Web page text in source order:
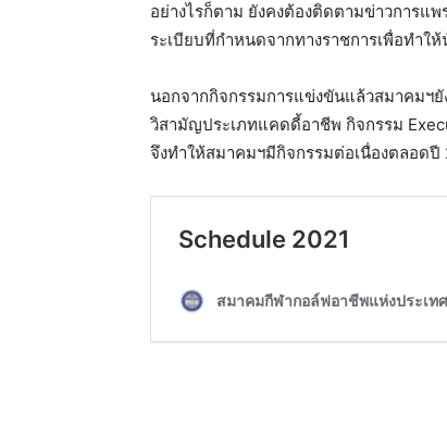
อย่างไรก็ตาม ยังคงต้องติดตามข่าวการแพ
ระเบียบที่กำหนดจากทางราชการเพื่อทำใ
นอกจากกิจกรรมการแข่งขันแล้วสมาคมฯ
วิสามัญประเภทแคดดี้อาชีพ กิจกรรม
จึงทำให้สมาคมฯมีกิจกรรมต่อเนื่องตลอดปี